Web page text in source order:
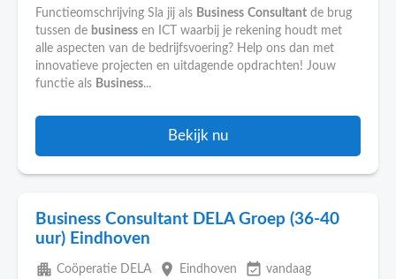
Functieomschrijving Sla jij als Business Consultant de brug
tussen de business en ICT waarbij je rekening houdt met
alle aspecten van de bedrijfsvoering? Help ons dan met
innovatieve projecten en uitdagende opdrachten! Jouw
functie als Business...
Bekijk nu
Business Consultant DELA Groep (36-40
uur) Eindhoven
apartment Coöperatie DELA place Eindhoven event_available vandaag